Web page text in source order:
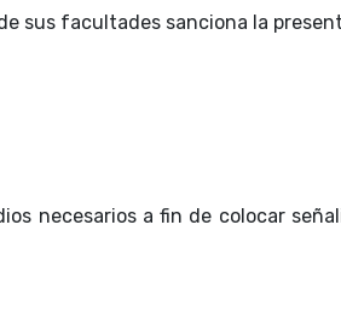
sus facultades sanciona la
necesarios a fin de colocar